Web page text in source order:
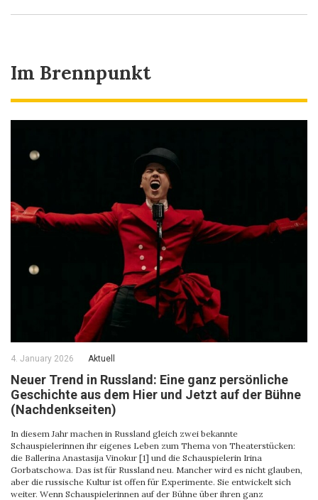
Im Brennpunkt
4. January 2026 Aktuell
Neuer Trend in Russland: Eine ganz persönliche
Geschichte aus dem Hier und Jetzt auf der Bühne
(Nachdenkseiten)
In diesem Jahr machen in Russland gleich zwei bekannte
Schauspielerinnen ihr eigenes Leben zum Thema von Theaterstücken:
die Ballerina Anastasija Vinokur [1] und die Schauspielerin Irina
Gorbatschowa. Das ist für Russland neu. Mancher wird es nicht glauben,
aber die russische Kultur ist offen für Experimente. Sie entwickelt sich
weiter. Wenn Schauspielerinnen auf der Bühne über ihren ganz